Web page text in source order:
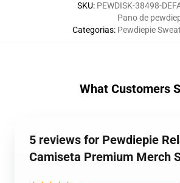
SKU: PEWDISK-38498-
Categorias:
Pano de
Pewdiepie
What Customers
5 reviews for Pewdiepie
Camiseta Premium Merch